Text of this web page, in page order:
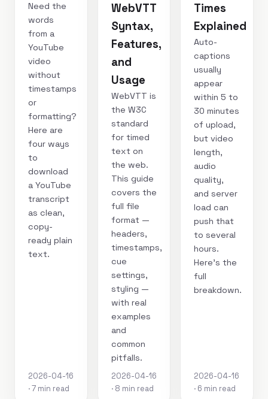
Need the
words
from a
YouTube
video
without
timestamps
or
formatting?
Here are
four ways
to
download
a YouTube
transcript
as clean,
copy-
ready plain
text.
2026-04-16
· 7 min read
WebVTT
Syntax,
Features,
and
Usage
WebVTT is
the W3C
standard
for timed
text on
the web.
This guide
covers the
full file
format —
headers,
timestamps,
cue
settings,
styling —
with real
examples
and
common
pitfalls.
2026-04-16
· 8 min read
Times
Explained
Auto-
captions
usually
appear
within 5 to
30 minutes
of upload,
but video
length,
audio
quality,
and server
load can
push that
to several
hours.
Here's the
full
breakdown.
2026-04-16
· 6 min read